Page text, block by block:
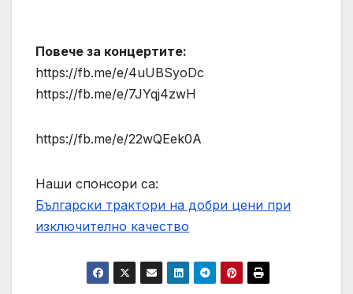
Повече за концертите:
https://fb.me/e/4uUBSyoDc
https://fb.me/e/7JYqj4zwH
https://fb.me/e/22wQEek0A
Наши спонсори са:
Български трактори на добри цени при
изключително качество